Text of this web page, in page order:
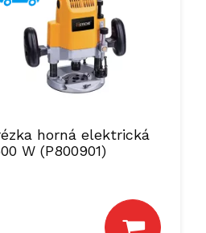
horná elektrická
W (P800901)